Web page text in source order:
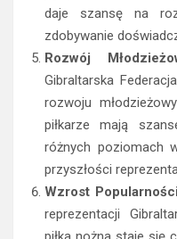
daje szansę na
zdobywanie
Rozwój
Gibraltarska
rozwoju
piłkarze mają
różnych poziomach
przyszłości
Wzrost
reprezentacji